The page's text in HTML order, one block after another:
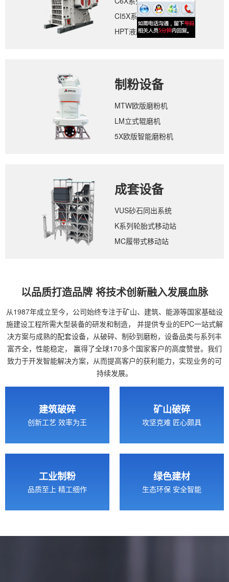
CI5X系列反击式破碎机
HPT液压圆锥破碎机
制粉设备
MTW欧版磨粉机
LM立式辊磨机
5X欧版智能磨粉机
成套设备
VUS砂石同出系统
K系列轮胎式移动站
MC履带式移动站
以品质打造品牌 将技术创新融入发展血脉
从1987年成立至今，公司始终专注于矿山、建筑、能源等国家基础设
施建设工程所需大型装备的研发和制造，
并提供专业的EPC一站式解
决方案与成熟的配套设备，从破碎、制砂到磨粉，设备品类与系列丰
富齐全，性能稳定，
赢得了全球170多个国家客户的高度赞誉。我们
致力于开发智能解决方案，从而提高客户的获利能力，实现业务的可
持续发展。
建筑破碎
创新工艺 效率为王
矿山破碎
攻坚克难 匠心颇具
工业制粉
品质至上 精工细作
绿色建材
生态环保 安全智能